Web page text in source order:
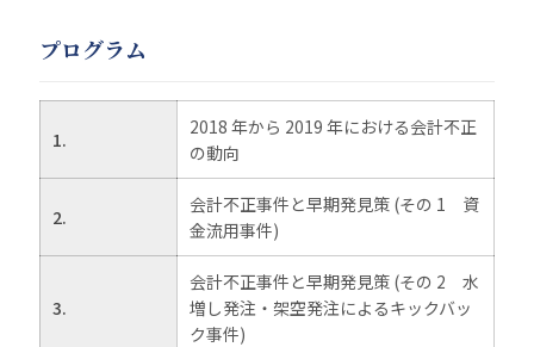
プログラム
1.
2018 年から 2019 年における会計不正
の動向
2.
会計不正事件と早期発見策 (その 1 資
金流用事件)
3.
会計不正事件と早期発見策 (その 2 水
増し発注・架空発注によるキックバッ
ク事件)